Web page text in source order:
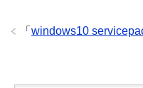
「 windows10